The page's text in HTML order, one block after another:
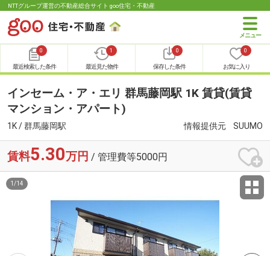
NTTグループ運営の不動産総合サイト goo住宅・不動産
0
最近検索した条件
1
最近見た物件
0
保存した条件
0
お気に入り
インセーム・ア・エリ 群馬藤岡駅 1K 賃貸(賃貸
マンション・アパート)
1K / 群馬藤岡駅 情報提供元 SUUMO
賃料5.30万円 / 管理費等5000円
1 /14